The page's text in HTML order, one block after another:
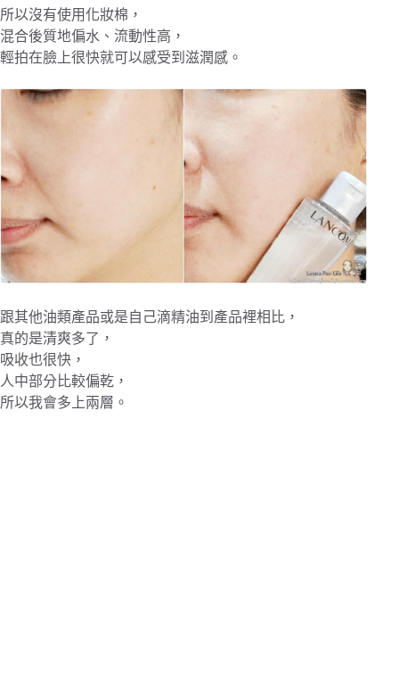
所以沒有使用化妝棉，
混合後質地偏水、流動性高，
輕拍在臉上很快就可以感受到滋潤感。
跟其他油類產品或是自己滴精油到產品裡相比，
真的是清爽多了，
吸收也很快，
人中部分比較偏乾，
所以我會多上兩層。